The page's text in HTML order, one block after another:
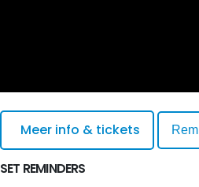
Meer info & tickets
SET REMINDERS